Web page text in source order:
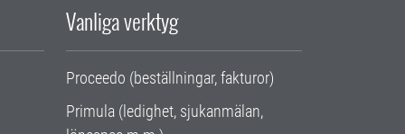
Vanliga verktyg
Proceedo (beställningar, fakturor)
Primula (ledighet, sjukanmälan,